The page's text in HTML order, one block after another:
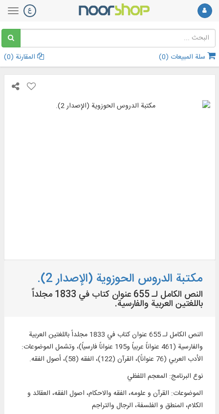
سلة المبيعات (0
) المقارنة (0
)
مكتبة الدروس الحوزوية (الإصدار 2).
النص الكامل لـ 655 عنوان كتاب في 1833 مجلداً
باللغتين العربية والفارسية.
النص الكامل لـ 655 عنوان كتاب في 1833 مجلداً باللغتين العربية
والفارسية (461 عنواناً عربياً و195 عنواناً فارسياً)، وتشمل الموضوعات:
الأدب العربي (76 عنواناً)، القرآن (122)، الفقه (58)، أصول الفقه.
نوع البرنامج: المعجم اللفظي
الموضوعات: القرآن و علومه، الفقه والاحكام، اصول الفقه، العقائد و
الكلام، المنطق و الفلسفة، الرجال والتراجم